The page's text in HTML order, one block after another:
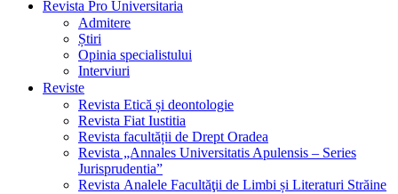
Revista Pro Universitaria
Admitere
Știri
Opinia specialistului
Interviuri
Reviste
Revista Etică și deontologie
Revista Fiat Iustitia
Revista facultății de Drept Oradea
Revista „Annales Universitatis Apulensis – Series
Jurisprudentia”
Revista Analele Facultăţii de Limbi și Literaturi Străine